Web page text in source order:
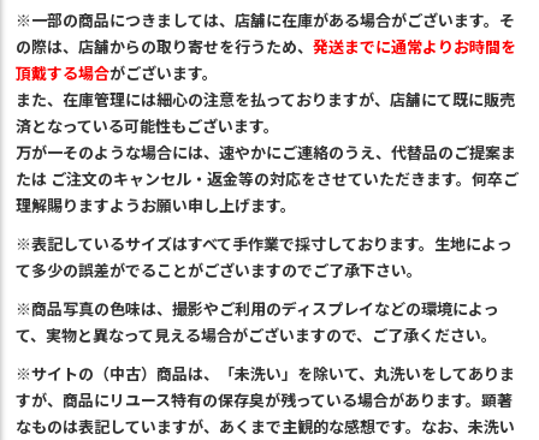
※一部の商品につきましては、店舗に在庫がある場合がございます。そ
の際は、店舗からの取り寄せを行うため、発送までに通常よりお時間を
頂戴する場合がございます。
また、在庫管理には細心の注意を払っておりますが、店舗にて既に販売
済となっている可能性もございます。
万が一そのような場合には、速やかにご連絡のうえ、代替品のご提案ま
たは ご注文のキャンセル・返金等の対応をさせていただきます。何卒ご
理解賜りますようお願い申し上げます。
※表記しているサイズはすべて手作業で採寸しております。生地によっ
て多少の誤差がでることがございますのでご了承下さい。
※商品写真の色味は、撮影やご利用のディスプレイなどの環境によっ
て、実物と異なって見える場合がございますので、ご了承ください。
※サイトの（中古）商品は、「未洗い」を除いて、丸洗いをしてありま
すが、商品にリユース特有の保存臭が残っている場合があります。顕著
なものは表記していますが、あくまで主観的な感想です。なお、未洗い